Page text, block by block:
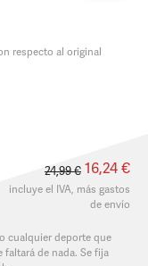
respecto al original
24,99 € 16,24 €
incluye el IVA, más gastos
de envío
cualquier deporte que
de nada. Se fija